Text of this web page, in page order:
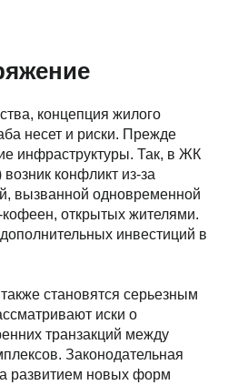
концепция жилого
несет и риски. Прежде
инфраструктуры. Так, в ЖК
конфликт из-за
вызванной одновременной
открытых жителями.
инвестиций в
становятся серьезным
иски о
транзакций между
Законодательная
развитием новых форм